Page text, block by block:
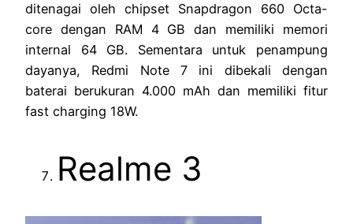
ditenagai oleh chipset Snapdragon 660 Octa-
core dengan RAM 4 GB dan memiliki memori
internal 64 GB. Sementara untuk penampung
dayanya, Redmi Note 7 ini dibekali dengan
baterai berukuran 4.000 mAh dan memiliki fitur
fast charging 18W.
Realme 3